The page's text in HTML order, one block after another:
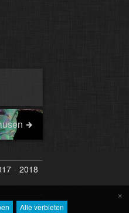
2018
×
Alle verbieten